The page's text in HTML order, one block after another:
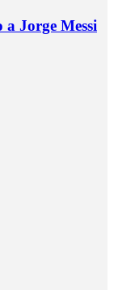
Jorge Messi